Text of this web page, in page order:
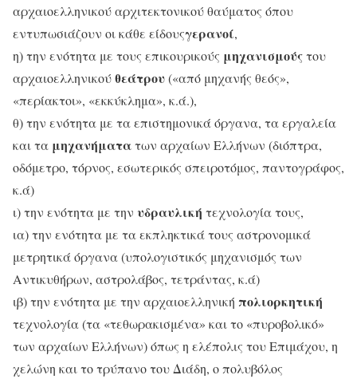
αρχαιοελληνικού αρχιτεκτονικού θαύματος όπου
εντυπωσιάζουν οι κάθε είδουςγερανοί,
η) την ενότητα με τους επικουρικούς μηχανισμούςτου
αρχαιοελληνικούθεάτρου(«από μηχανής θεός»,
«περίακτοι», «εκκύκλημα», κ.ά.),
θ) την ενότητα με τα επιστημονικά όργανα, τα εργαλεία
και τα μηχανήματατων αρχαίων Ελλήνων (διόπτρα,
οδόμετρο, τόρνος, εσωτερικός σπειροτόμος, παντογράφος,
κ.ά)
ι) την ενότητα με την υδραυλική τεχνολογία τους,
ια) την ενότητα με τα εκπληκτικά τους αστρονομικά
μετρητικά όργανα (υπολογιστικός μηχανισμός των
Αντικυθήρων, αστρολάβος, τετράντας, κ.ά)
ιβ) την ενότητα με την αρχαιοελληνική πολιορκητική
τεχνολογία (τα «τεθωρακισμένα» και το «πυροβολικό»
των αρχαίων Ελλήνων) όπως η ελέπολις του Επιμάχου, η
χελώνη και το τρύπανο του Διάδη, ο πολυβόλος